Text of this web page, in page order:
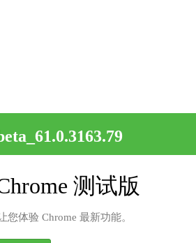
测试版
您体验 Chrome 最新功能。